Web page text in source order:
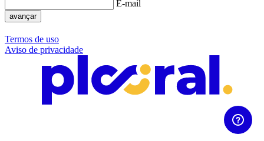
E-mail
avançar
Termos de uso
Aviso de privacidade